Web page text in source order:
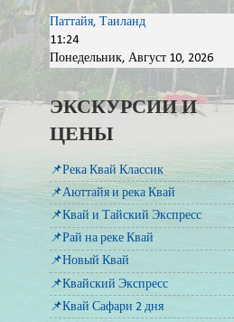
Паттайя, Таиланд
11:24
Понедельник, Август 10, 2026
ЭКСКУРСИИ И
ЦЕНЫ
📌Река Квай Классик
📌Аюттайя и река Квай
📌Квай и Тайский Экспресс
📌Рай на реке Квай
📌Новый Квай
📌Квайский Экспресс
📌Квай Сафари 2 дня